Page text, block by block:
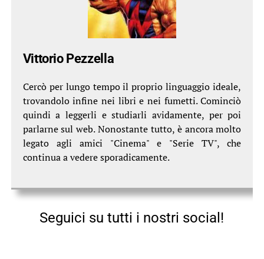
Vittorio Pezzella
Cercò per lungo tempo il proprio linguaggio ideale,
trovandolo infine nei libri e nei fumetti. Cominciò
quindi a leggerli e studiarli avidamente, per poi
parlarne sul web. Nonostante tutto, è ancora molto
legato agli amici "Cinema" e "Serie TV", che
continua a vedere sporadicamente.
Seguici su tutti i nostri social!